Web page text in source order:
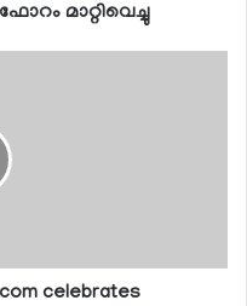
മാറ്റിവെച്ചു
celebrates